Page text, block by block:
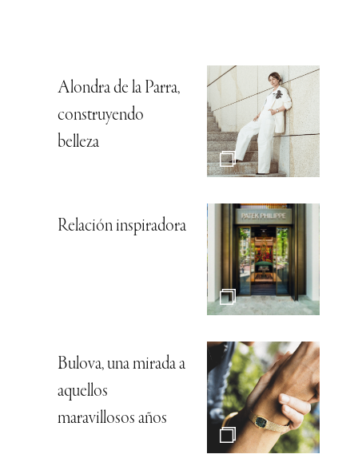
Alondra de la Parra,
construyendo
belleza
Relación inspiradora
Bulova, una mirada a
aquellos
maravillosos años